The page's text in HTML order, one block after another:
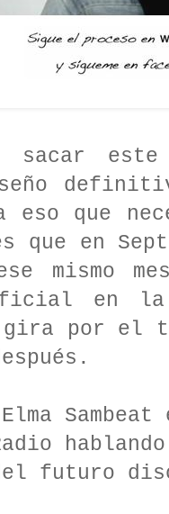
sacar
eso que
que en
mismo
en
gira por el
futuro